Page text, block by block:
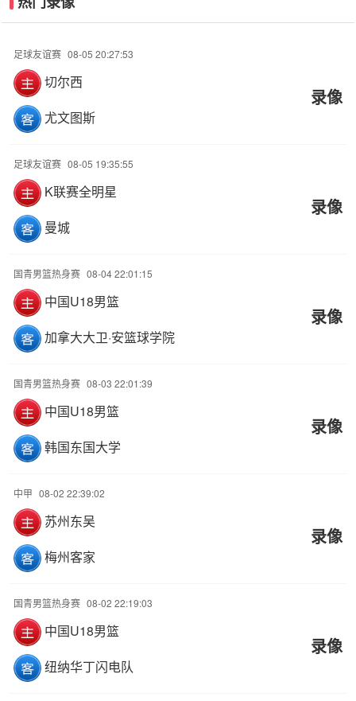
足球友谊赛 08-05 20:27:53
切尔西
尤文图斯
录像
足球友谊赛 08-05 19:35:55
K联赛全明星
曼城
录像
国青男篮热身赛 08-04 22:01:15
中国U18男篮
加拿大大卫·安篮球学院
录像
国青男篮热身赛 08-03 22:01:39
中国U18男篮
韩国东国大学
录像
中甲 08-02 22:39:02
苏州东吴
梅州客家
录像
国青男篮热身赛 08-02 22:19:03
中国U18男篮
纽纳华丁闪电队
录像